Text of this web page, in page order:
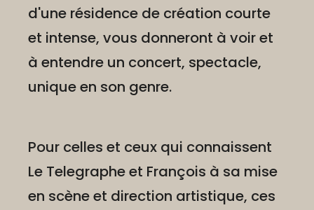
d'une résidence de création courte
et intense, vous donneront à voir et
à entendre un concert, spectacle,
unique en son genre.
Pour celles et ceux qui connaissent
Le Telegraphe et François à sa mise
en scène et direction artistique, ces